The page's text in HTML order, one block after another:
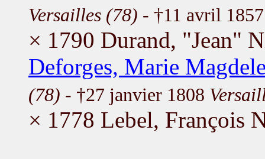
Versailles (78) - †11 avril 1857
× 1790 Durand, "Jean"
Deforges, Marie
(78) - †27 janvier 1808
× 1778 Lebel, François